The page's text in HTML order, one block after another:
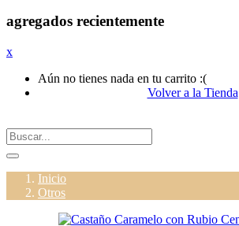
agregados recientemente
x
Aún no tienes nada en tu carrito :(
Volver a la Tienda
Inicio
Otros